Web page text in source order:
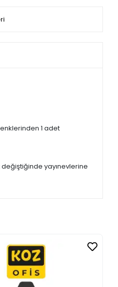
1 adet
yayınevlerine